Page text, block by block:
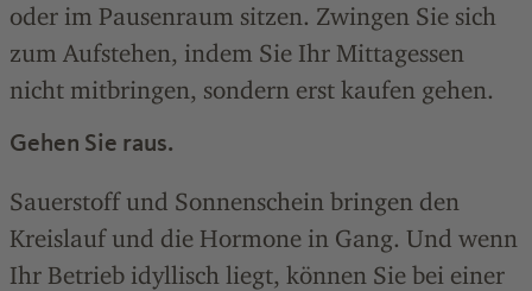
oder im Pausenraum sitzen. Zwingen Sie sich
zum Aufstehen, indem Sie Ihr Mittagessen
nicht mitbringen, sondern erst kaufen gehen.
Gehen Sie raus.
Sauerstoff und Sonnenschein bringen den
Kreislauf und die Hormone in Gang. Und wenn
Ihr Betrieb idyllisch liegt, können Sie bei einer